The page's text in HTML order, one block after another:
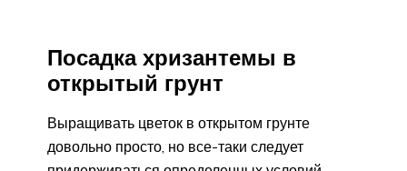
Посадка хризантемы в
открытый грунт
Выращивать цветок в открытом грунте
довольно просто, но все-таки следует